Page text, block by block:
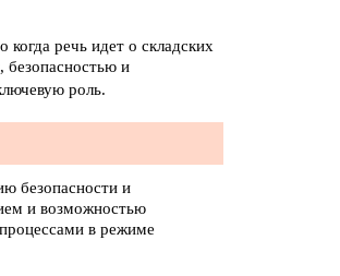
речь идет о складских
безопасностью и
роль.
безопасности и
и возможностью
в режиме